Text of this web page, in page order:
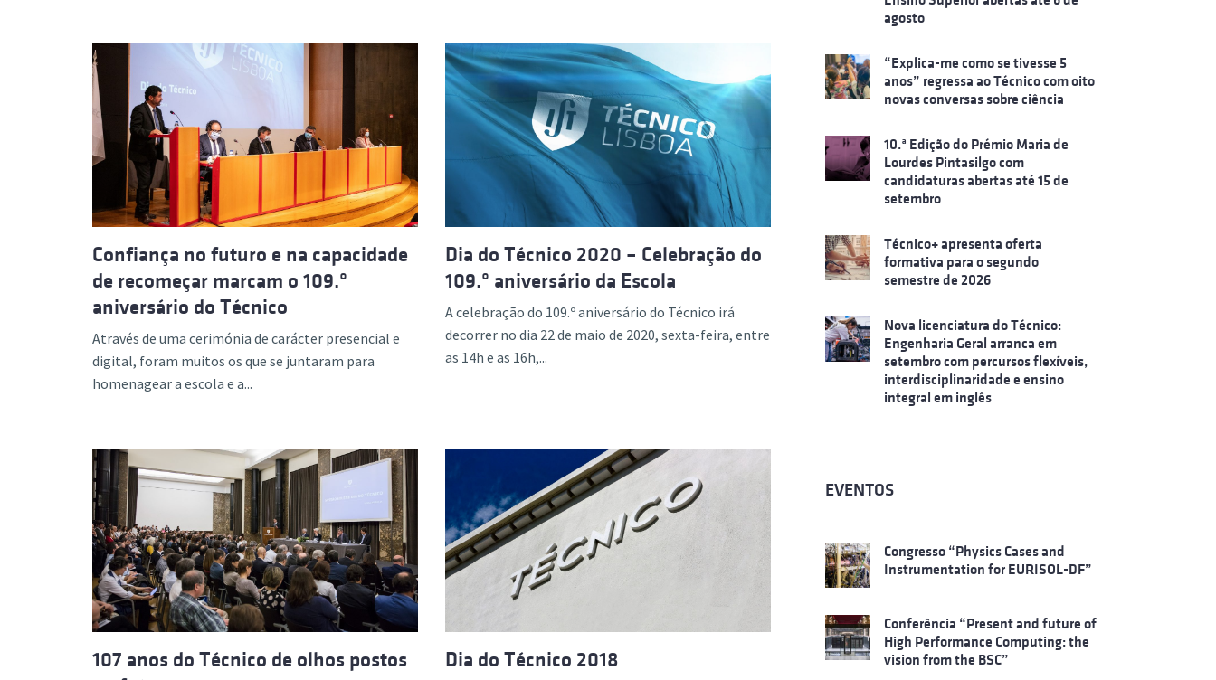
Confiança no futuro e na capacidade
de recomeçar marcam o 109.º
aniversário do Técnico
Através de uma cerimónia de carácter presencial e
digital, foram muitos os que se juntaram para
homenagear a escola e a...
Dia do Técnico 2020 – Celebração do
109.º aniversário da Escola
A celebração do 109.º aniversário do Técnico irá
decorrer no dia 22 de maio de 2020, sexta-feira, entre
as 14h e as 16h,...
107 anos do Técnico de olhos postos
Dia do Técnico 2018
agosto
“Explica-me como se tivesse 5
anos” regressa ao Técnico com oito
novas conversas sobre ciência
10.ª Edição do Prémio Maria de
Lourdes Pintasilgo com
candidaturas abertas até 15 de
setembro
Técnico+ apresenta oferta
formativa para o segundo
semestre de 2026
Nova licenciatura do Técnico:
Engenharia Geral arranca em
setembro com percursos flexíveis,
interdisciplinaridade e ensino
integral em inglês
EVENTOS
Congresso “Physics Cases and
Instrumentation for EURISOL-DF”
Conferência “Present and future of
High Performance Computing: the
vision from the BSC”